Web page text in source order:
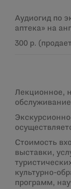
Аудиогид по
аптека» на
300 р.
Лекционное,
Стоимость
выставки,
культурно-
программ,